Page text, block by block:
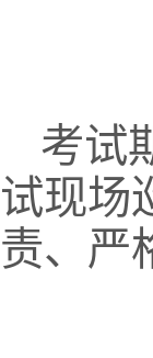
考试
试现场
责、严